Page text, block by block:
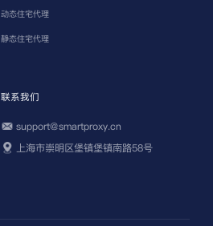
动态住宅代理
静态住宅代理
联系我们
support@smartproxy.cn
上海市崇明区堡镇堡镇南路58号